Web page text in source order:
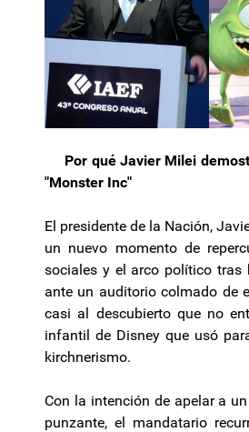
Por qué Javier Milei
"Monster Inc"
El presidente de la Nación,
un nuevo momento de
sociales y el arco político tras
ante un auditorio colmado de
casi al descubierto que no
infantil de Disney que usó
kirchnerismo.
Con la intención de apelar a
punzante, el mandatario